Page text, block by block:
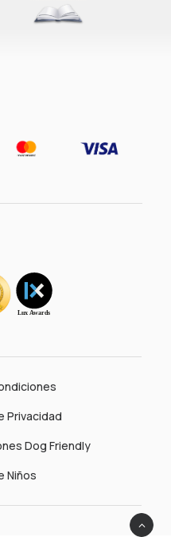
Privacidad
Dog Friendly
Niños